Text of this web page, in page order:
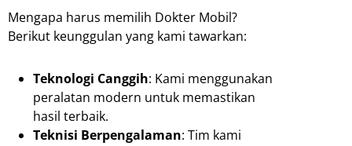
Mengapa harus memilih Dokter Mobil?
Berikut keunggulan yang kami tawarkan:
Teknologi Canggih: Kami menggunakan
peralatan modern untuk memastikan
hasil terbaik.
Teknisi Berpengalaman: Tim kami